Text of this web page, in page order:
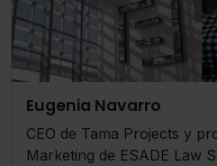
Eugenia Navarro
CEO de Tama Projects y
Marketing de ESADE Law